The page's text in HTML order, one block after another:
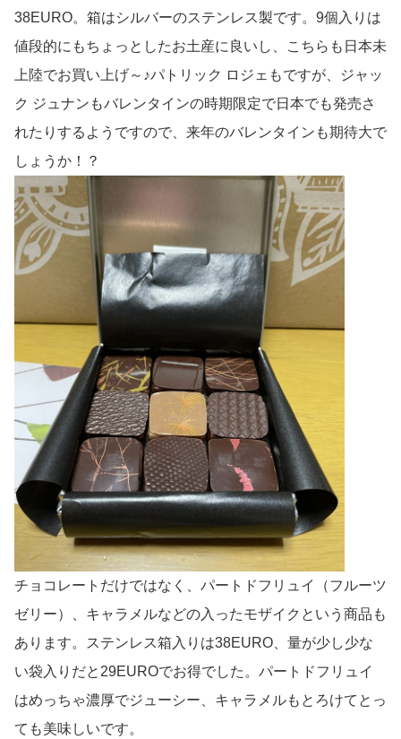
38EURO。箱はシルバーのステンレス製です。9個入りは
値段的にもちょっとしたお土産に良いし、こちらも日本未
上陸でお買い上げ～♪パトリック ロジェもですが、ジャッ
ク ジュナンもバレンタインの時期限定で日本でも発売さ
れたりするようですので、来年のバレンタインも期待大で
しょうか！？
チョコレートだけではなく、パートドフリュイ（フルーツ
ゼリー）、キャラメルなどの入ったモザイクという商品も
あります。ステンレス箱入りは38EURO、量が少し少な
い袋入りだと29EUROでお得でした。パートドフリュイ
はめっちゃ濃厚でジューシー、キャラメルもとろけてとっ
ても美味しいです。